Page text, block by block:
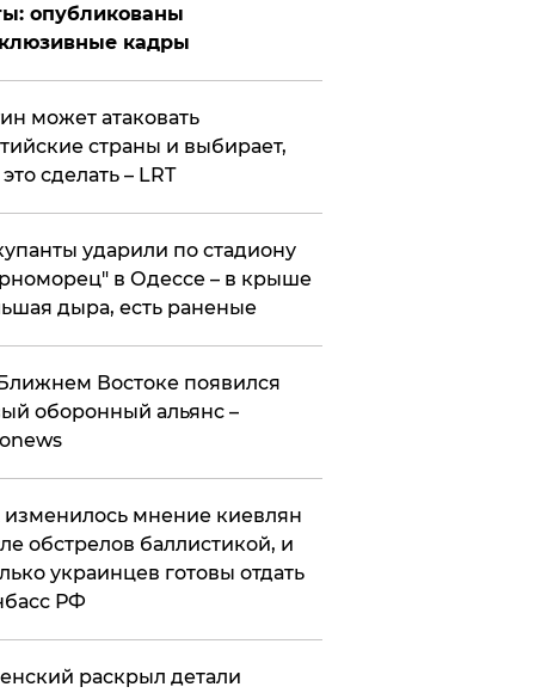
опубликованы
кадры
может атаковать
страны и выбирает,
сделать – LRT
ударили по стадиону
в Одессе – в крыше
дыра, есть раненые
Востоке появился
оборонный альянс –
изменилось мнение киевлян
обстрелов баллистикой, и
украинцев готовы отдать
РФ
раскрыл детали